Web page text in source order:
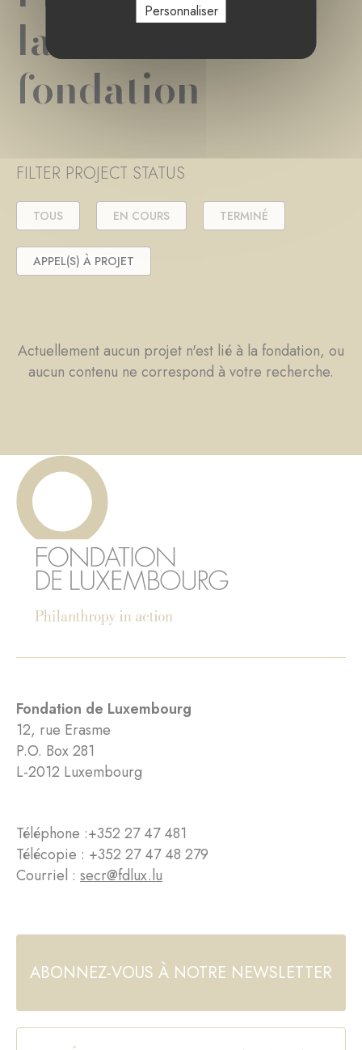
la
fondation
FILTER PROJECT STATUS
TOUS EN COURS TERMINÉ
APPEL(S) À PROJET
Actuellement aucun projet n'est lié à la fondation, ou
aucun contenu ne correspond à votre recherche.
Fondation de Luxembourg
12, rue Erasme
P.O. Box 281
L-2012 Luxembourg
Téléphone :+352 27 47 481
Télécopie : +352 27 47 48 279
Courriel : secr@fdlux.lu
ABONNEZ-VOUS À NOTRE NEWSLETTER
Personnaliser